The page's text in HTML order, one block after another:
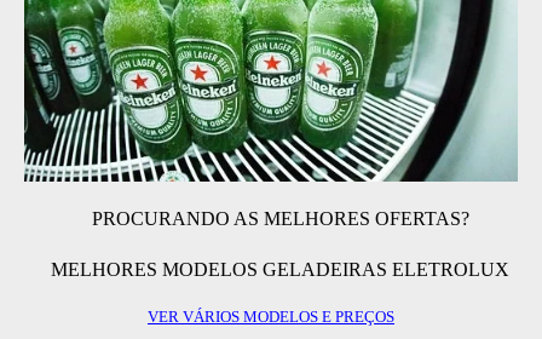
PROCURANDO AS MELHORES OFERTAS?
MELHORES MODELOS GELADEIRAS ELETROLUX
VER VÁRIOS MODELOS E PREÇOS